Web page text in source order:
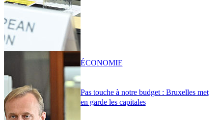
Pas touche à notre budget : Bruxelles met
en garde les capitales
ÉCONOMIE